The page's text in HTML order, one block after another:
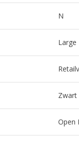
N
Large
Zwart
Open